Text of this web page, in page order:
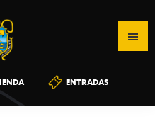
ENTRADAS